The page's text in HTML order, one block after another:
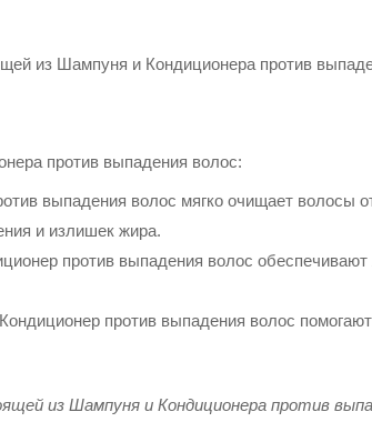
из Шампуня и Кондиционера против
против выпадения волос:
выпадения волос мягко очищает волосы
и излишек жира.
против выпадения волос обеспечивают
против выпадения волос
из Шампуня и Кондиционера против